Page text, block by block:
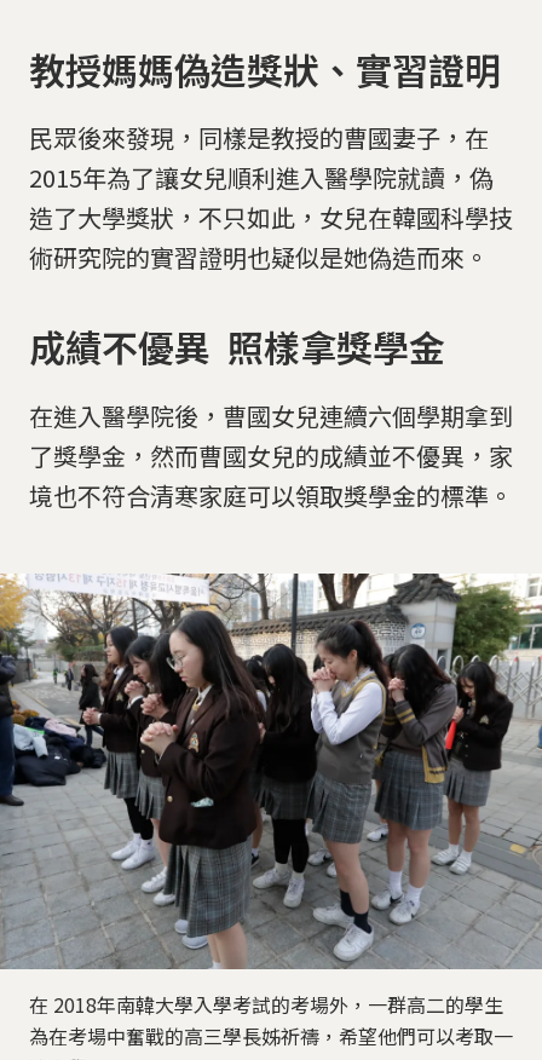
教授媽媽偽造獎狀、實習證明
民眾後來發現，同樣是教授的曹國妻子，在
2015年為了讓女兒順利進入醫學院就讀，偽
造了大學獎狀，不只如此，女兒在韓國科學技
術研究院的實習證明也疑似是她偽造而來。
成績不優異 照樣拿獎學金
在進入醫學院後，曹國女兒連續六個學期拿到
了獎學金，然而曹國女兒的成績並不優異，家
境也不符合清寒家庭可以領取獎學金的標準。
在 2018年南韓大學入學考試的考場外，一群高二的學生
為在考場中奮戰的高三學長姊祈禱，希望他們可以考取一